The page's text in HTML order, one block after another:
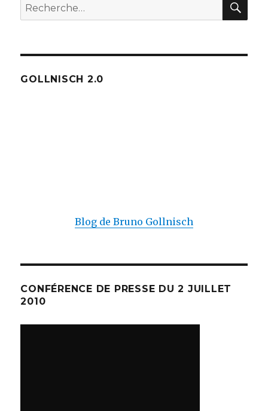
Recherche
pour :
GOLLNISCH 2.0
Blog de Bruno Gollnisch
CONFÉRENCE DE PRESSE DU 2 JUILLET
2010